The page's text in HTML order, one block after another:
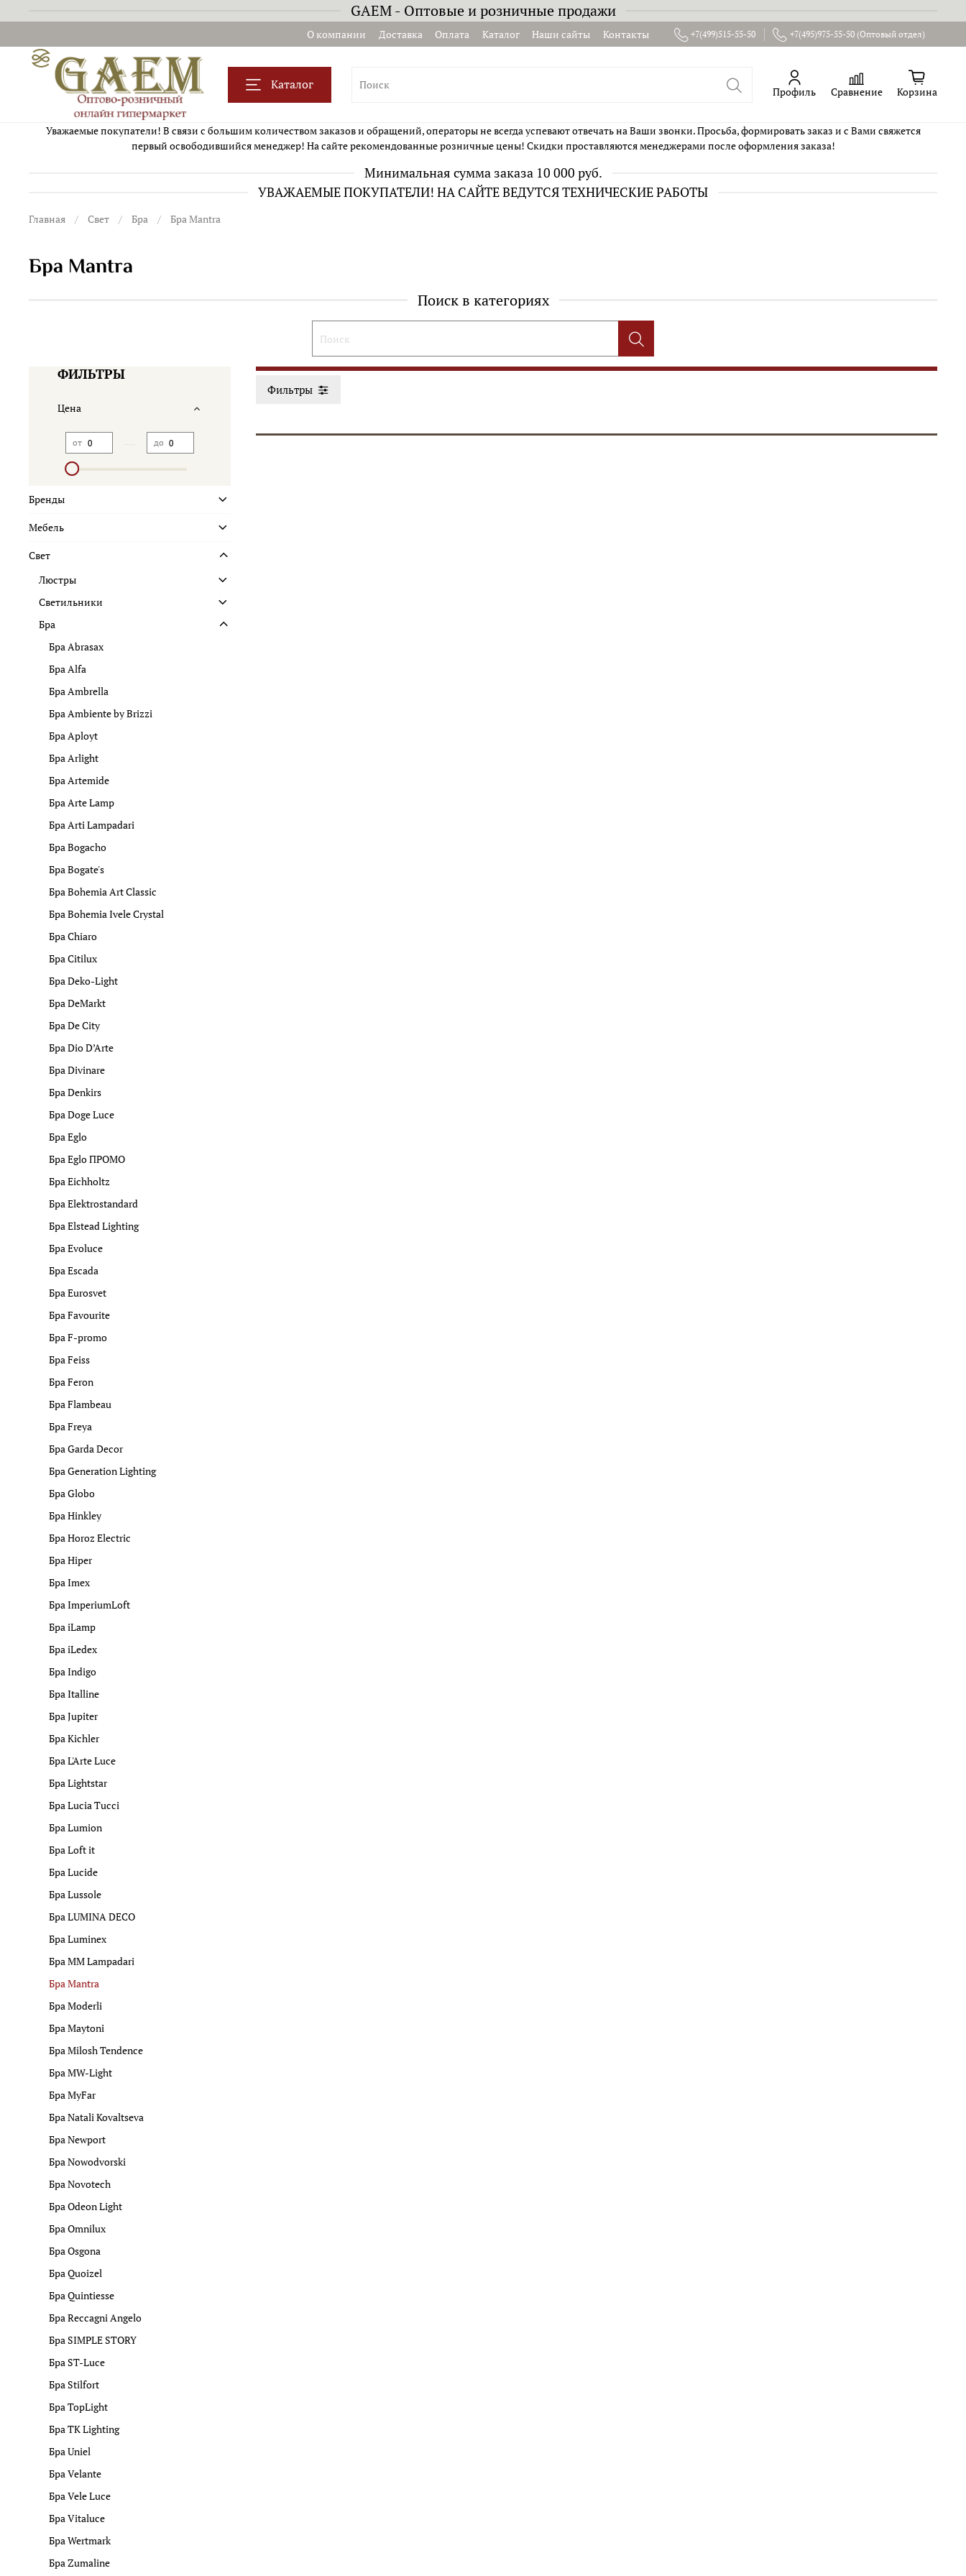
GAEM - Оптовые и розничные продажи
О компании Доставка Оплата Каталог Наши сайты Контакты +7(499)515-55-50 +7(495)975-55-50 (Оптовый отдел)
Каталог Профиль Сравнение Корзина
Уважаемые покупатели! В связи с большим количеством заказов и обращений, операторы не всегда успевают отвечать на Ваши звонки. Просьба, формировать заказ и с Вами свяжется
первый освободившийся менеджер! На сайте рекомендованные розничные цены! Скидки проставляются менеджерами после оформления заказа!
Минимальная сумма заказа 10 000 руб.
УВАЖАЕМЫЕ ПОКУПАТЕЛИ! НА САЙТЕ ВЕДУТСЯ ТЕХНИЧЕСКИЕ РАБОТЫ
Главная Свет Бра Бра Mantra
Бра Mantra
Поиск в категориях
Фильтры
ФИЛЬТРЫ
Цена
от до
Бренды
Мебель
Свет
Люстры
Светильники
Бра
Бра Abrasax
Бра Alfa
Бра Ambrella
Бра Ambiente by Brizzi
Бра Aployt
Бра Arlight
Бра Artemide
Бра Arte Lamp
Бра Arti Lampadari
Бра Bogacho
Бра Bogate's
Бра Bohemia Art Classic
Бра Bohemia Ivele Crystal
Бра Chiaro
Бра Citilux
Бра Deko-Light
Бра DeMarkt
Бра De City
Бра Dio D’Arte
Бра Divinare
Бра Denkirs
Бра Doge Luce
Бра Eglo
Бра Eglo ПРОМО
Бра Eichholtz
Бра Elektrostandard
Бра Elstead Lighting
Бра Evoluce
Бра Escada
Бра Eurosvet
Бра Favourite
Бра F-promo
Бра Feiss
Бра Feron
Бра Flambeau
Бра Freya
Бра Garda Decor
Бра Generation Lighting
Бра Globo
Бра Hinkley
Бра Horoz Electric
Бра Hiper
Бра Imex
Бра ImperiumLoft
Бра iLamp
Бра iLedex
Бра Indigo
Бра Italline
Бра Jupiter
Бра Kichler
Бра L'Arte Luce
Бра Lightstar
Бра Lucia Tucci
Бра Lumion
Бра Loft it
Бра Lucide
Бра Lussole
Бра LUMINA DECO
Бра Luminex
Бра MM Lampadari
Бра Mantra
Бра Moderli
Бра Maytoni
Бра Milosh Tendence
Бра MW-Light
Бра MyFar
Бра Natali Kovaltseva
Бра Newport
Бра Nowodvorski
Бра Novotech
Бра Odeon Light
Бра Omnilux
Бра Osgona
Бра Quoizel
Бра Quintiesse
Бра Reccagni Angelo
Бра SIMPLE STORY
Бра ST-Luce
Бра Stilfort
Бра TopLight
Бра TK Lighting
Бра Uniel
Бра Velante
Бра Vele Luce
Бра Vitaluce
Бра Wertmark
Бра Zumaline